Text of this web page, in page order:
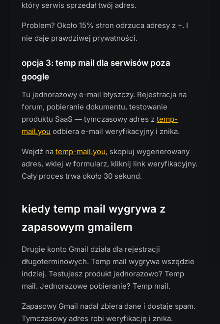
który serwis sprzedał twój adres.
Problem? Około 15% stron odrzuca adresy z +. I
nie daje prawdziwej prywatności.
opcja 3: temp mail dla serwisów poza
google
Tu jednorazowy e-mail błyszczy. Rejestracja na
forum, pobieranie dokumentu, testowanie
produktu SaaS — tymczasowy adres z temp-
mail.you odbiera e-mail weryfikacyjny i znika.
Wejdź na temp-mail.you, skopiuj wygenerowany
adres, wklej w formularz, kliknij link weryfikacyjny.
Cały proces trwa około 30 sekund.
kiedy temp mail wygrywa z
zapasowym gmailem
Drugie konto Gmail działa dla rejestracji
długoterminowych. Temp mail wygrywa wszędzie
indziej. Testujesz produkt jednorazowo? Temp
mail. Jednorazowe pobieranie? Temp mail.
Zapasowy Gmail nadal zbiera dane i dostaje spam.
Tymczasowy adres robi weryfikację i znika.